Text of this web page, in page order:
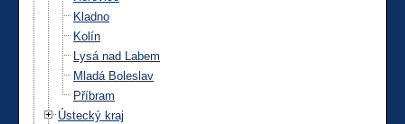
Kladno
Kolín
Lysá nad Labem
Mladá Boleslav
Příbram
Ústecký kraj